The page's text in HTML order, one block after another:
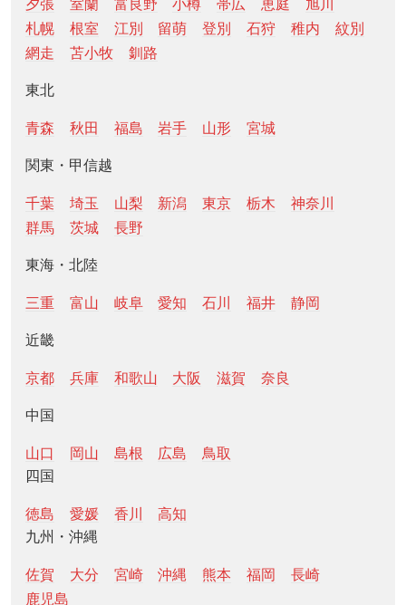
夕張
室蘭 富良野 小樽 帯広 恵庭
旭川
札幌
根室 江別 留萌 登別 石狩 稚内
紋別
網走
苫小牧 釧路
東北
青森 秋田 福島 岩手 山形 宮城
関東・甲信越
千葉 埼玉 山梨 新潟 東京 栃木
神奈川
群馬
茨城 長野
東海・北陸
三重 富山 岐阜 愛知 石川 福井 静岡
近畿
京都 兵庫 和歌山 大阪 滋賀 奈良
中国
山口 岡山 島根 広島
鳥取
四国
徳島 愛媛 香川
高知
九州・沖縄
佐賀 大分 宮崎 沖縄 熊本 福岡
長崎
鹿児島